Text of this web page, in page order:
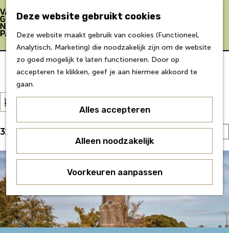
Deze website gebruikt cookies
Deze website maakt gebruik van cookies (Functioneel,
Analytisch, Marketing) die noodzakelijk zijn om de website
zo goed mogelijk te laten functioneren. Door op
accepteren te klikken, geef je aan hiermee akkoord te
gaan.
Alles accepteren
Alleen noodzakelijk
Voorkeuren aanpassen
a
a
e
o
e
p
a
g
e
o
e
k
e
a
a
r
t
M
e
n
u
Eten & Drinken
accommodaties
Inspiratie
Over Van Gogh
Agenda
Over ons
Agenda
Onderwijs
Over ons
Voor partners
Voor bezoekers
Van Gogh locaties
W
a
z
o
k
j
e
o
t
e
r
o
p
:
313 t/m 336 van 356 resultaten
S
r
e
e
r
o
p